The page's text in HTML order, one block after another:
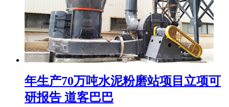
年生产70万吨水泥粉磨站项目立项可
研报告 道客巴巴